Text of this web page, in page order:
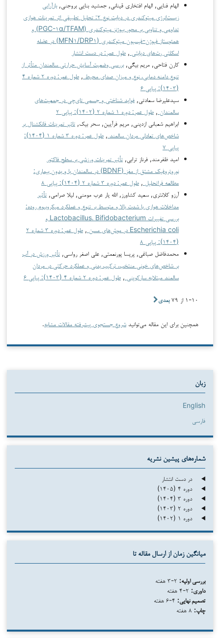
الهام فنایی, الهام افتخاری قینانی, جمشید بنایی بروجنی,بازآرایی
زیست‌انرژی میتوکندری در دیابت نوع ۲: تحلیل تطبیقی اثر تمرینات هوازی
تداومی و تناوبی بر محور بیوژنز میتوکندری (PGC-۱α/TFAM) و
همئوستاز فیوژن-فیسیون میتوکندری (MFN۱/DRP۱) در عضله
اسکلتی رت‌های دیابتی , طول عمر: در دست انتشار
کارن فتاحی, مریم بیگی,بررسی وضعیت آسایش حرارتی سالمندان متأثر از
تنوع دامنه دمایی، نوع و میزان صدای محیط ,
طول عمر: دوره ۲ شماره ۴
(۱۴۰۳): پیاپی ۶
سیدعلیرضا سعادتی, فواید شناختی و جسمی تای‌چی در جمعیت‌های
سالمندان , طول عمر: دوره ۱ شماره ۲ (۱۴۰۲): پیاپی ۲
ابراهیم شعبانی ازدینی, مریم فرآیین, سحر بیک, تاثیر تمرینات فانکشنال بر
شاخص‌های تعادلی مردان سالمند ,
طول عمر: دوره ۳ شماره ۱ (۱۴۰۴):
پیاپی ۷
امید ظفرمند, فرناز ترابی, تأثیر تمرینات ورزشی بر سطح فاکتور
نوروتروفیک مشتق از مغز (BDNF) در سالمندان با و بدون بیماری:
مطالعه فراتحلیل , طول عمر: دوره ۳ شماره ۲ (۱۴۰۴): پیاپی ۸
آرزو کلانتری, سعید کشاورز, الله یار عرب مومنی, لیلا صرامی, تأثیر
مداخلات هوازی با شدت بالا و متوسط بر تنوع و عملکرد میکروبیوم روده:
بررسی تغییرات Lactobacillus، Bifidobacterium و
Escherichia coli در موش‌های مسن
,
طول عمر: دوره ۳ شماره ۲
(۱۴۰۴): پیاپی ۸
محمدفاضل صباغی, پریسا پورنعمتی, علی اصغر رواسی, تأثیر ورزش در آب
بر شاخص‌های خونی منتخب، ترکیب بدنی و عملکرد حرکتی در مردان
سالمند مبتلابه سارکوپنی , طول عمر: دوره ۲ شماره ۴ (۱۴۰۳): پیاپی ۶
۱-۱۰ از ۷۹ بعدی
همچنین برای این مقاله می‌توانید شروع جستجوی پیشرفته مقالات مشابه.
زبان
English
فارسی
شماره‌های پیشین نشریه
در دست انتشار
دوره ۴ (۱۴۰۵)
دوره ۳ (۱۴۰۴)
دوره ۲ (۱۴۰۳)
دوره ۱ (۱۴۰۲)
میانگین زمان از ارسال مقاله تا
بررسی اولیه:
داوری:
تصمیم نهایی:
چاپ: